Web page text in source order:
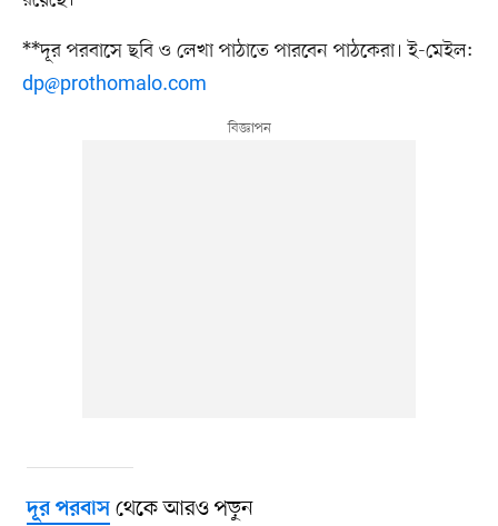
**দূর পরবাসে ছবি ও লেখা পাঠাতে পারবেন পাঠকেরা। ই-মেইল:
dp@prothomalo.com
দূর পরবাসথেকে আরও পড়ুন